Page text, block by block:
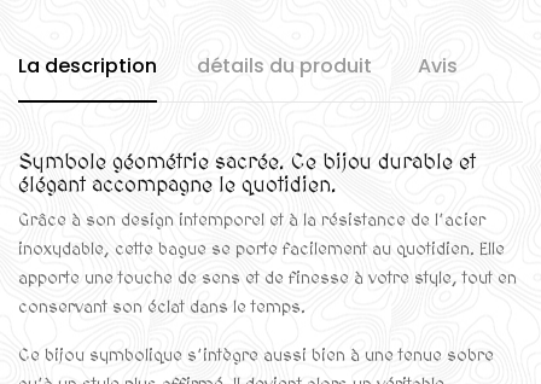
La description détails du produit Avis
Symbole géométrie sacrée. Ce bijou durable et
élégant accompagne le quotidien.
Grâce à son design intemporel et à la résistance de l’acier
inoxydable, cette bague se porte facilement au quotidien. Elle
apporte une touche de sens et de finesse à votre style, tout en
conservant son éclat dans le temps.
Ce bijou symbolique s’intègre aussi bien à une tenue sobre